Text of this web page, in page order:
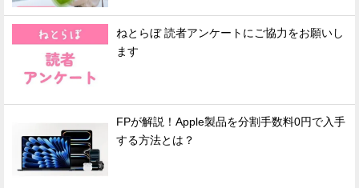
ねとらぼ 読者アンケートにご協力をお願いし
ます
FPが解説！Apple製品を分割手数料0円で入手
する方法とは？